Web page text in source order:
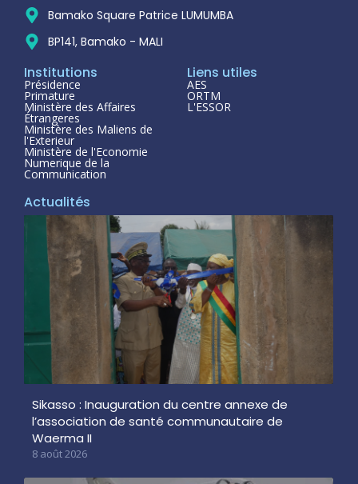
Bamako Square Patrice LUMUMBA
BP141, Bamako - MALI
Institutions
Présidence
Primature
Ministère des Affaires
Étrangeres
Ministère des Maliens de
l'Exterieur
Ministère de l'Economie
Numerique de la
Communication
Liens utiles
AES
ORTM
L'ESSOR
Actualités
Sikasso : Inauguration du centre annexe de
l’association de santé communautaire de
Waerma II
8 août 2026